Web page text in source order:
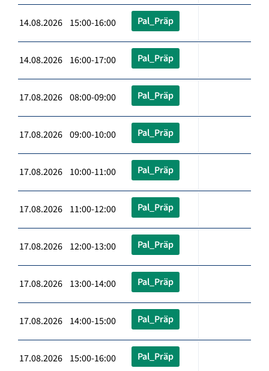
14.08.2026 15:00-16:00 Pal_Präp
14.08.2026 16:00-17:00 Pal_Präp
17.08.2026 08:00-09:00 Pal_Präp
17.08.2026 09:00-10:00 Pal_Präp
17.08.2026 10:00-11:00 Pal_Präp
17.08.2026 11:00-12:00 Pal_Präp
17.08.2026 12:00-13:00 Pal_Präp
17.08.2026 13:00-14:00 Pal_Präp
17.08.2026 14:00-15:00 Pal_Präp
17.08.2026 15:00-16:00 Pal_Präp